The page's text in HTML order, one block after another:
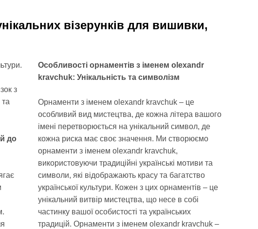
візерунків для вишивки,
з
до
Особливості орнаментів з іменем olexandr
kravchuk: Унікальність та символізм
Орнаменти з іменем olexandr kravchuk – це
особливий вид мистецтва, де кожна літера вашого
імені перетворюється на унікальний символ, де
кожна риска має своє значення. Ми створюємо
орнаменти з іменем olexandr kravchuk,
використовуючи традиційні українські мотиви та
символи, які відображають красу та багатство
української культури. Кожен з цих орнаментів – це
унікальний витвір мистецтва, що несе в собі
частинку вашої особистості та українських
традицій. Орнаменти з іменем olexandr kravchuk –